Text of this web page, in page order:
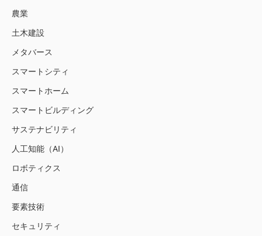
農業
土木建設
メタバース
スマートシティ
スマートホーム
スマートビルディング
サステナビリティ
人工知能（AI）
ロボティクス
通信
要素技術
セキュリティ